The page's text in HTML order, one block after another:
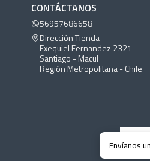
CONTÁCTANOS
56957686658
Dirección Tienda
Exequiel Fernandez 2321
Santiago - Macul
Región Metropolitana - Chile
Envíanos